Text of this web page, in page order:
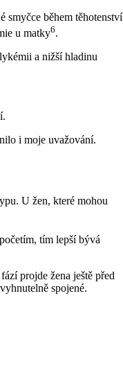
smyčce během těhotenství
u matky6.
a nižší hladinu
i moje uvažování.
U žen, které mohou
tím lepší bývá
projde žena ještě před
spojené.